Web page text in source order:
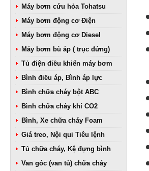
Máy bơm cứu hỏa Tohatsu
Máy bơm động cơ Điện
Máy bơm động cơ Diesel
Máy bơm bù áp ( trục đứng)
Tủ điện điều khiển máy bơm
Bình điều áp, Bình áp lực
Bình chữa cháy bột ABC
Bình chữa cháy khí CO2
Bình, Xe chữa cháy Foam
Giá treo, Nội qui Tiêu lệnh
Tủ chữa cháy, Kệ đựng bình
Van góc (van tủ) chữa cháy